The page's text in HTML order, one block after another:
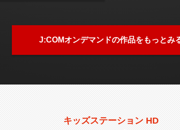
J:COMオンデマンドの作品をもっとみ
キッズステーション HD